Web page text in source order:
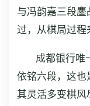
与冯韵嘉三段鏖
过，从棋局过程
成都银行唯
依铭六段，这也
其灵活多变棋